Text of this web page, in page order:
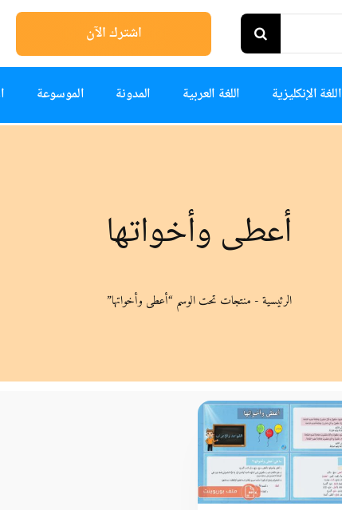
اشترك الآن
اللغة الإنكليزية اللغة العربية المدونة الموسوعة
أعطى وأخواتها
الرئيسية- منتجات تحت الوسم “أعطى وأخواتها”